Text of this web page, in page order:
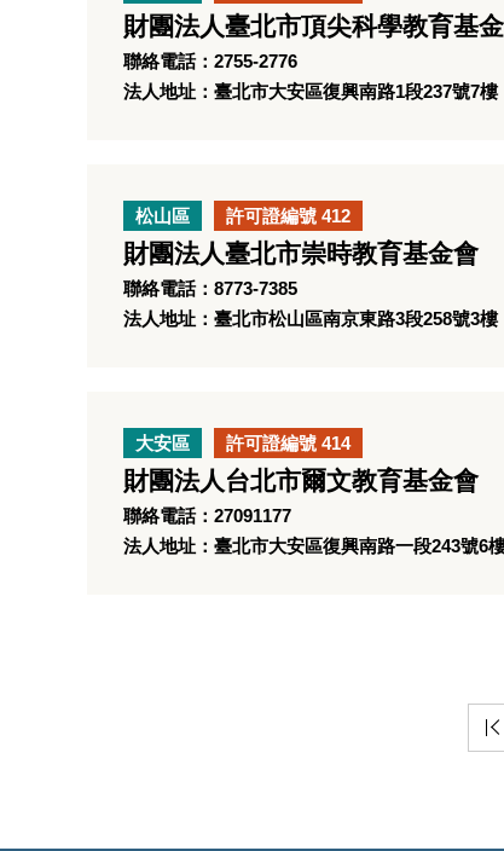
財團法人臺北市頂尖科學教育基
聯絡電話：2755-2776
法人地址：臺北市大安區復興南路1段237號7樓
松山區 許可證編號 412
財團法人臺北市崇時教育基金會
聯絡電話：8773-7385
法人地址：臺北市松山區南京東路3段258號3樓
大安區 許可證編號 414
財團法人台北市爾文教育基金會
聯絡電話：27091177
法人地址：臺北市大安區復興南路一段243號6